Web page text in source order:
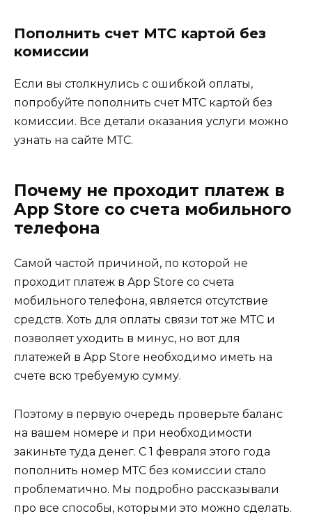
Пополнить счет МТС картой без
комиссии
Если вы столкнулись с ошибкой оплаты,
попробуйте пополнить счет МТС картой без
комиссии. Все детали оказания услуги можно
узнать на сайте МТС.
Почему не проходит платеж в
App Store со счета мобильного
телефона
Самой частой причиной, по которой не
проходит платеж в App Store со счета
мобильного телефона, является отсутствие
средств. Хоть для оплаты связи тот же МТС и
позволяет уходить в минус, но вот для
платежей в App Store необходимо иметь на
счете всю требуемую сумму.
Поэтому в первую очередь проверьте баланс
на вашем номере и при необходимости
закиньте туда денег. С 1 февраля этого года
пополнить номер МТС без комиссии стало
проблематично. Мы подробно рассказывали
про все способы, которыми это можно сделать.